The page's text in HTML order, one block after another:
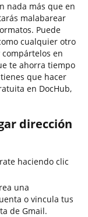
nada más que en
malabarear
Puede
cualquier otro
en
te ahorra tiempo
que hacer
en DocHub,
dirección
haciendo clic
una
o vincula tus
de Gmail.